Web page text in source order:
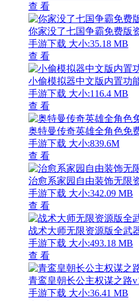
查 看
你家没了七国争霸免费版
手游下载 大小:35.18 MB
查 看
小偷模拟器中文版内置功
手游下载 大小:116.4 MB
查 看
奥特曼传奇英雄全角色免
手游下载 大小:839.6M
查 看
治愈系家园自由装饰无限
手游下载 大小:342.09 MB
查 看
战术大师无限资源版全武
手游下载 大小:493.18 MB
查 看
青鸾皇朝长公主权谋之路
手游下载 大小:36.41 MB